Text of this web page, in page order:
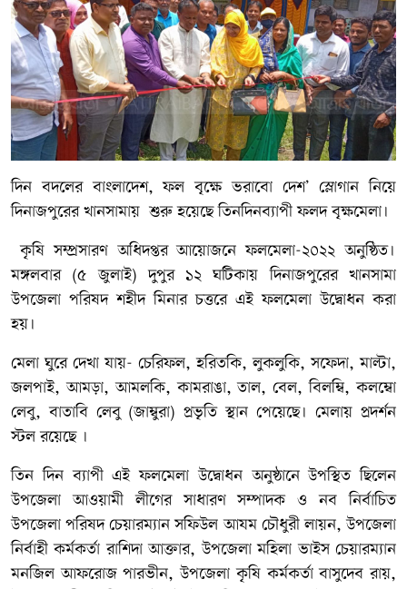
দিন বদলের বাংলাদেশ, ফল বৃক্ষে ভরাবো দেশ’ স্লোগান নিয়ে
দিনাজপুরের খানসামায় শুরু হয়েছে তিনদিনব্যাপী ফলদ বৃক্ষমেলা।
কৃষি সম্প্রসারণ অধিদপ্তর আয়োজনে ফলমেলা-২০২২ অনুষ্ঠিত।
মঙ্গলবার (৫ জুলাই) দুপুর ১২ ঘটিকায় দিনাজপুরের খানসামা
উপজেলা পরিষদ শহীদ মিনার চত্তরে এই ফলমেলা উদ্বোধন করা
হয়।
মেলা ঘুরে দেখা যায়- চেরিফল, হরিতকি, লুকলুকি, সফেদা, মাল্টা,
জলপাই, আমড়া, আমলকি, কামরাঙা, তাল, বেল, বিলম্বি, কলম্বো
লেবু, বাতাবি লেবু (জাম্বুরা) প্রভৃতি স্থান পেয়েছে। মেলায় প্রদর্শন
স্টল রয়েছে ।
তিন দিন ব্যাপী এই ফলমেলা উদ্বোধন অনুষ্ঠানে উপস্থিত ছিলেন
উপজেলা আওয়ামী লীগের সাধারণ সম্পাদক ও নব নির্বাচিত
উপজেলা পরিষদ চেয়ারম্যান সফিউল আযম চৌধুরী লায়ন, উপজেলা
নির্বাহী কর্মকর্তা রাশিদা আক্তার, উপজেলা মহিলা ভাইস চেয়ারম্যান
মনজিল আফরোজ পারভীন, উপজেলা কৃষি কর্মকর্তা বাসুদেব রায়,